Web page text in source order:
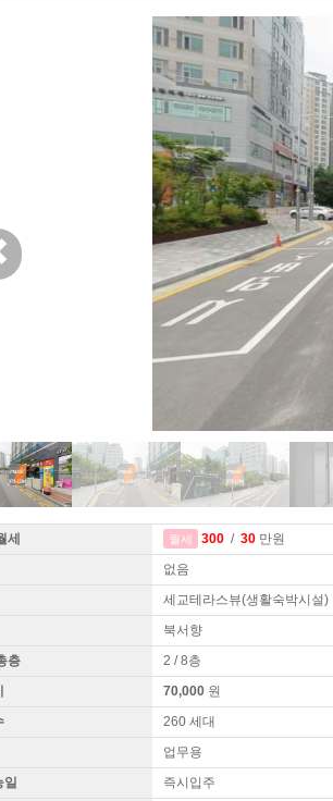
세 월세 300 / 30 만원
없음
세교테라스뷰(생활숙박시설)
북서향
층
2 / 8층
70,000 원
260 세대
업무용
일
즉시입주